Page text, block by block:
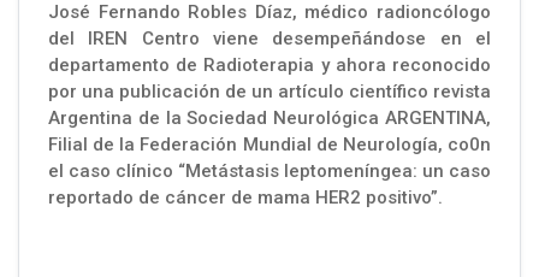
José Fernando Robles Díaz, médico radioncólogo
del IREN Centro viene desempeñándose en el
departamento de Radioterapia y ahora reconocido
por una publicación de un artículo científico revista
Argentina de la Sociedad Neurológica ARGENTINA,
Filial de la Federación Mundial de Neurología, co0n
el caso clínico “Metástasis leptomeníngea: un caso
reportado de cáncer de mama HER2 positivo”.